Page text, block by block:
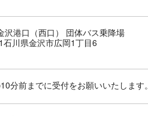
沢港口（西口） 団体バス乗降場
石川県金沢市広岡1丁目6
分前までに受付をお願いいたします。